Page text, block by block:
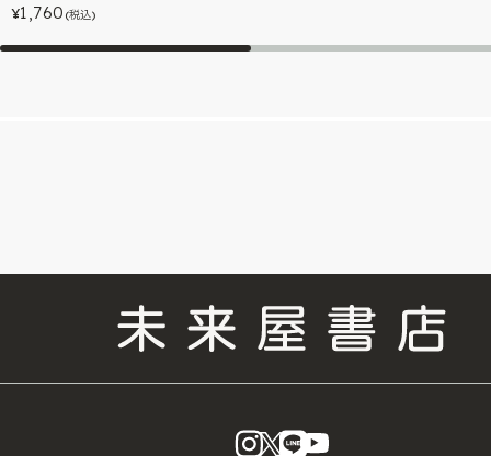
¥1,760 (税込)
instagram
X LINE